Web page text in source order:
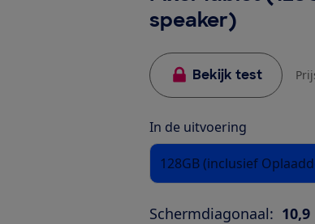
speaker)
Bekijk test
In de uitvoering
128GB (inclusief
Schermdiagonaal: